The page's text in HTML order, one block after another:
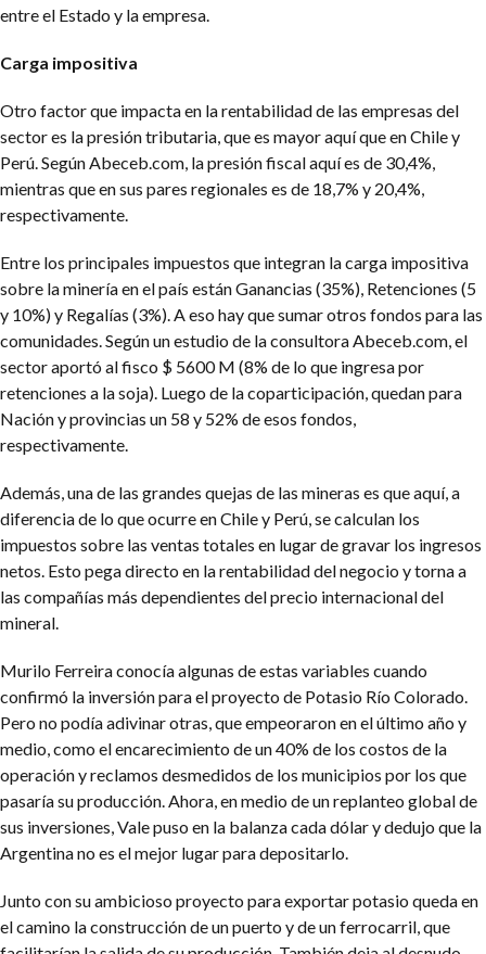
entre el Estado y la empresa.
Carga impositiva
Otro factor que impacta en la rentabilidad de las empresas del
sector es la presión tributaria, que es mayor aquí que en Chile y
Perú. Según Abeceb.com, la presión fiscal aquí es de 30,4%,
mientras que en sus pares regionales es de 18,7% y 20,4%,
respectivamente.
Entre los principales impuestos que integran la carga impositiva
sobre la minería en el país están Ganancias (35%), Retenciones (5
y 10%) y Regalías (3%). A eso hay que sumar otros fondos para las
comunidades. Según un estudio de la consultora Abeceb.com, el
sector aportó al fisco $ 5600 M (8% de lo que ingresa por
retenciones a la soja). Luego de la coparticipación, quedan para
Nación y provincias un 58 y 52% de esos fondos,
respectivamente.
Además, una de las grandes quejas de las mineras es que aquí, a
diferencia de lo que ocurre en Chile y Perú, se calculan los
impuestos sobre las ventas totales en lugar de gravar los ingresos
netos. Esto pega directo en la rentabilidad del negocio y torna a
las compañías más dependientes del precio internacional del
mineral.
Murilo Ferreira conocía algunas de estas variables cuando
confirmó la inversión para el proyecto de Potasio Río Colorado.
Pero no podía adivinar otras, que empeoraron en el último año y
medio, como el encarecimiento de un 40% de los costos de la
operación y reclamos desmedidos de los municipios por los que
pasaría su producción. Ahora, en medio de un replanteo global de
sus inversiones, Vale puso en la balanza cada dólar y dedujo que la
Argentina no es el mejor lugar para depositarlo.
Junto con su ambicioso proyecto para exportar potasio queda en
el camino la construcción de un puerto y de un ferrocarril, que